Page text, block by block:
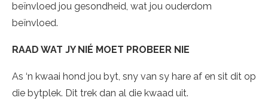
beïnvloed jou gesondheid, wat jou ouderdom
beïnvloed.
RAAD WAT JY NIÉ MOET PROBEER NIE
As ‘n kwaai hond jou byt, sny van sy hare af en sit dit op
die bytplek. Dit trek dan al die kwaad uit.